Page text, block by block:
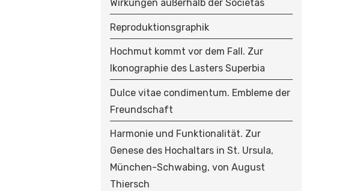
Wirkungen außerhalb der Societas
Reproduktionsgraphik
Hochmut kommt vor dem Fall. Zur
Ikonographie des Lasters Superbia
Dulce vitae condimentum. Embleme der
Freundschaft
Harmonie und Funktionalität. Zur
Genese des Hochaltars in St. Ursula,
München-Schwabing, von August
Thiersch